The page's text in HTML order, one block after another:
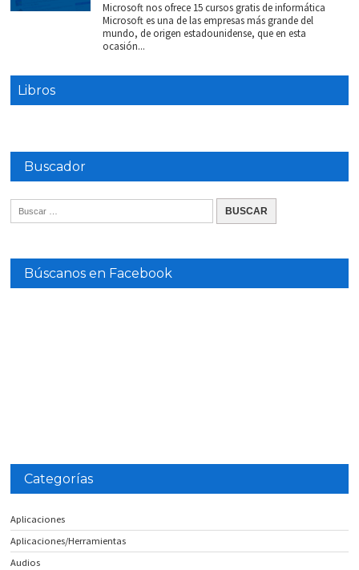
Microsoft nos ofrece 15 cursos gratis de informática
Microsoft es una de las empresas más grande del
mundo, de origen estadounidense, que en esta
ocasión...
Libros
Buscador
Búscanos en Facebook
Categorías
Aplicaciones
Aplicaciones/Herramientas
Audios